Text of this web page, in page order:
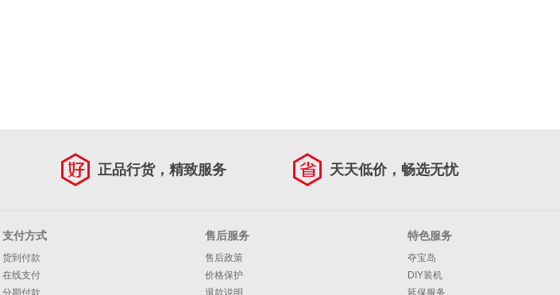
正品行货，精致服务 天天低价，畅选无忧
支付方式
货到付款
在线支付
分期付款
售后服务
售后政策
价格保护
退款说明
特色服务
夺宝岛
DIY装机
延保服务